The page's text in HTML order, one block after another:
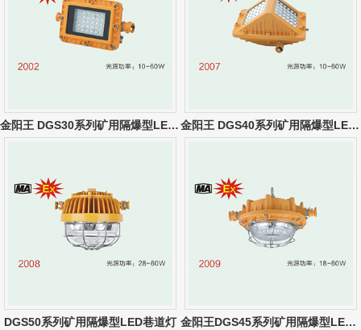
金阳王 DGS30系列矿用隔爆型LED巷道灯 金阳王 DGS40系列矿用隔爆型LED巷道灯
DGS50系列矿用隔爆型LED巷道灯 金阳王DGS45系列矿用隔爆型LED巷道灯